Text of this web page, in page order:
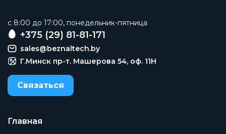
c 8:00 до 17:00, понедельник-пятница
+375 (29) 81-81-171
sales@beznaltech.by
Г.Минск пр-т. Машерова 54, оф. 11H
Связаться
Главная